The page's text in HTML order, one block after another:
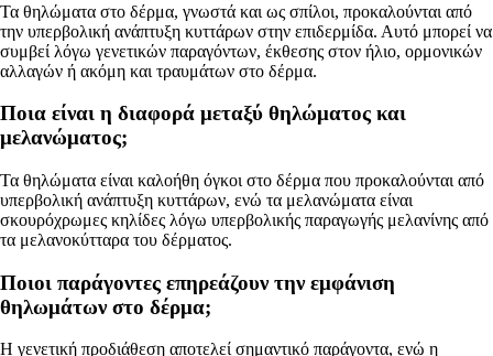
Τα θηλώματα στο δέρμα, γνωστά και ως σπίλοι, προκαλούνται από
την υπερβολική ανάπτυξη κυττάρων στην επιδερμίδα. Αυτό μπορεί να
συμβεί λόγω γενετικών παραγόντων, έκθεσης στον ήλιο, ορμονικών
αλλαγών ή ακόμη και τραυμάτων στο δέρμα.
Ποια είναι η διαφορά μεταξύ θηλώματος και
μελανώματος;
Τα θηλώματα είναι καλοήθη όγκοι στο δέρμα που προκαλούνται από
υπερβολική ανάπτυξη κυττάρων, ενώ τα μελανώματα είναι
σκουρόχρωμες κηλίδες λόγω υπερβολικής παραγωγής μελανίνης από
τα μελανοκύτταρα του δέρματος.
Ποιοι παράγοντες επηρεάζουν την εμφάνιση
θηλωμάτων στο δέρμα;
Η γενετική προδιάθεση αποτελεί σημαντικό παράγοντα, ενώ η